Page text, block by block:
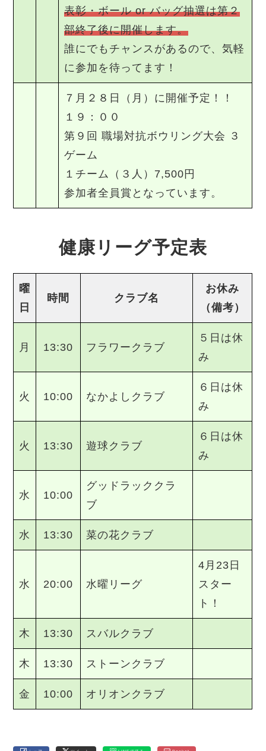
表彰・ボール or バッグ抽選は第２
部終了後に開催します。
誰にでもチャンスがあるので、気軽
に参加を待ってます！
７月２８日（月）に開催予定！！
１９：００
第９回 職場対抗ボウリング大会 ３
ゲーム
１チーム（３人）7,500円
参加者全員賞となっています。
健康リーグ予定表
曜
日
時間 クラブ名
お休み
（備考）
月 13:30 フラワークラブ
５日は休
み
火 10:00 なかよしクラブ
６日は休
み
火 13:30 遊球クラブ
６日は休
み
水 10:00
グッドラッククラ
ブ
水 13:30 菜の花クラブ
水 20:00 水曜リーグ
4月23日
スター
ト！
木 13:30 スバルクラブ
木 13:30 ストーンクラブ
金 10:00 オリオンクラブ